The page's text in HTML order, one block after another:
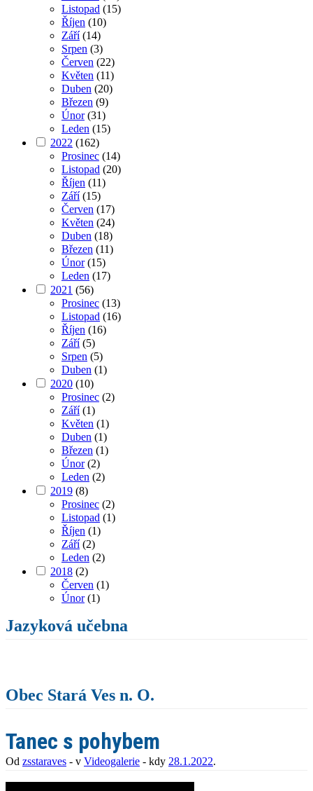
Listopad (15)
Říjen (10)
Září(14)
Srpen (3)
Červen (22)
Květen (11)
Duben (20)
Březen (9)
Únor(31)
Leden (15)
2022 (162)
Prosinec (14)
Listopad (20)
Říjen (11)
Září(15)
Červen (17)
Květen (24)
Duben (18)
Březen (11)
Únor(15)
Leden (17)
2021 (56)
Prosinec (13)
Listopad (16)
Říjen (16)
Září(5)
Srpen (5)
Duben (1)
2020 (10)
Prosinec (2)
Září(1)
Květen (1)
Duben (1)
Březen (1)
Únor(2)
Leden (2)
2019 (8)
Prosinec (2)
Listopad (1)
Říjen (1)
Září(2)
Leden (2)
2018 (2)
Červen (1)
Únor(1)
Jazyková učebna
Obec Stará Ves n. O.
Tanec s pohybem
Od zsstaraves - v Videogalerie - kdy 28.1.2022.